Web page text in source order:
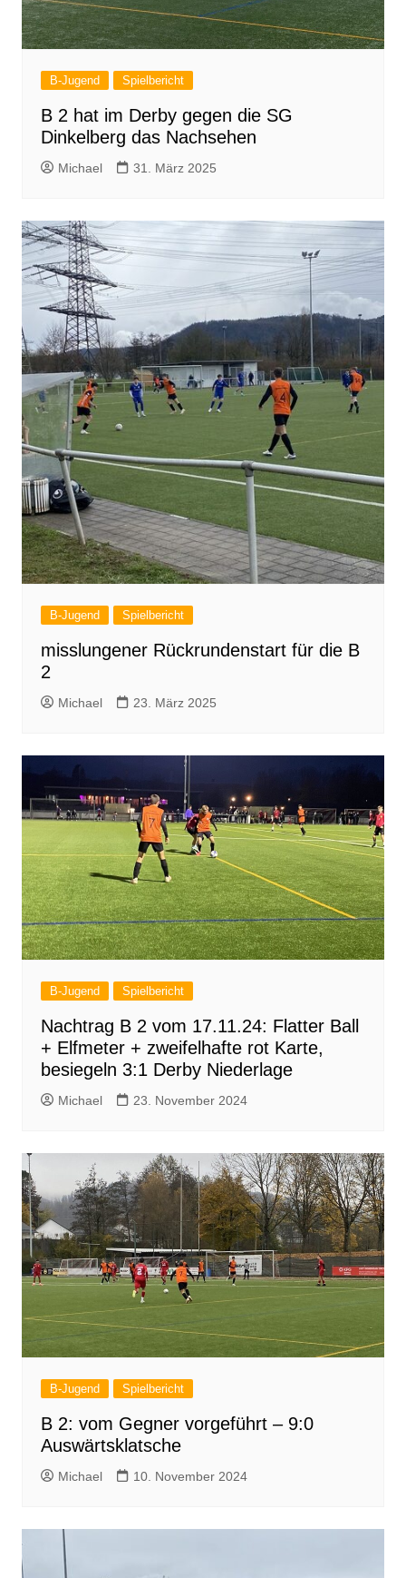
B-Jugend Spielbericht
B 2 hat im Derby gegen die SG
Dinkelberg das Nachsehen
Michael 31. März 2025
B-Jugend Spielbericht
misslungener Rückrundenstart für die B
2
Michael 23. März 2025
B-Jugend Spielbericht
Nachtrag B 2 vom 17.11.24: Flatter Ball
+ Elfmeter + zweifelhafte rot Karte,
besiegeln 3:1 Derby Niederlage
Michael 23. November 2024
B-Jugend Spielbericht
B 2: vom Gegner vorgeführt – 9:0
Auswärtsklatsche
Michael 10. November 2024